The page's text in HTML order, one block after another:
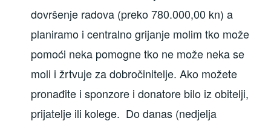
dovršenje radova (preko 780.000,00 kn) a
planiramo i centralno grijanje molim tko može
pomoći neka pomogne tko ne može neka se
moli i žrtvuje za dobročinitelje. Ako možete
pronađite i sponzore i donatore bilo iz obitelji,
prijatelje ili kolege. Do danas (nedjelja